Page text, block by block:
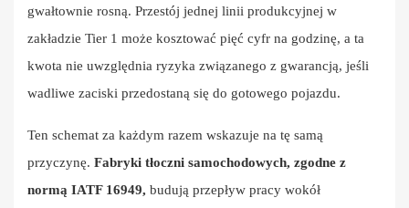
gwałtownie rosną. Przestój jednej linii produkcyjnej w
zakładzie Tier 1 może kosztować pięć cyfr na godzinę, a ta
kwota nie uwzględnia ryzyka związanego z gwarancją, jeśli
wadliwe zaciski przedostaną się do gotowego pojazdu.
Ten schemat za każdym razem wskazuje na tę samą
przyczynę. Fabryki tłoczni samochodowych, zgodne z
normą IATF 16949, budują przepływ pracy wokół